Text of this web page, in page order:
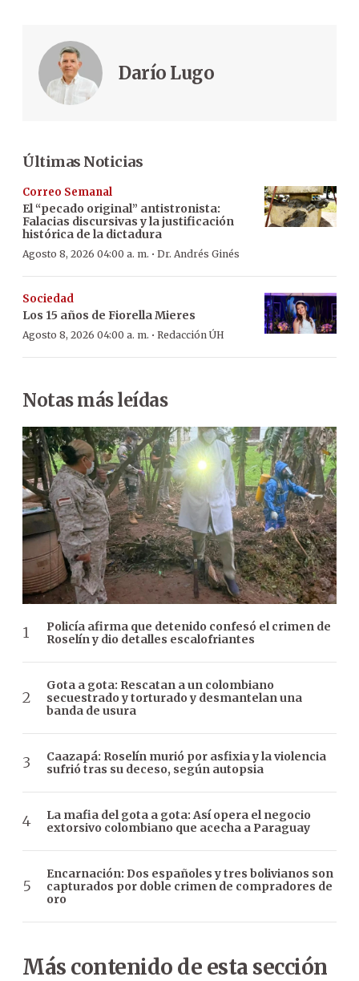
Darío Lugo
Últimas Noticias
Correo Semanal
El “pecado original” antistronista:
Falacias discursivas y la justificación
histórica de la dictadura
Agosto 8, 2026 04:00 a. m. · Dr. Andrés Ginés
Sociedad
Los 15 años de Fiorella Mieres
Agosto 8, 2026 04:00 a. m. · Redacción ÚH
Notas más leídas
Policía afirma que detenido confesó el crimen de
Roselín y dio detalles escalofriantes
Gota a gota: Rescatan a un colombiano
secuestrado y torturado y desmantelan una
banda de usura
Caazapá: Roselín murió por asfixia y la violencia
sufrió tras su deceso, según autopsia
La mafia del gota a gota: Así opera el negocio
extorsivo colombiano que acecha a Paraguay
Encarnación: Dos españoles y tres bolivianos son
capturados por doble crimen de compradores de
oro
Más contenido de esta sección